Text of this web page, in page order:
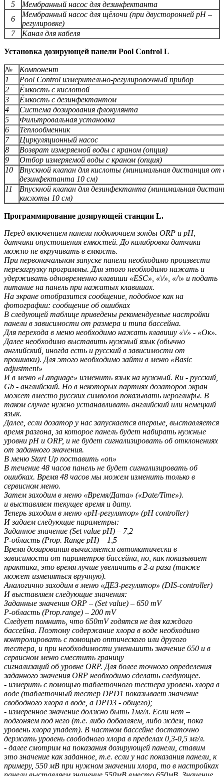
5
Мембранный насос для дезинфектанта
6
Мембранный насос для щёлочи (при двусторонней рН –
регулировке)
7
Канал для кабеля
Установка дозирующей панели Pool Control L
№
Компонент
1
Pool Control измерительно-регулировочный прибор
2
Ёмкость с кислотой
3
Ёмкость с дезинфектантом
4
Система дозирования флокулянта
5
Фильтровальная установка
6
Теплообменник
7
Циркуляционный насос
8
Возврат измеряемой воды с краном (опция)
9
Отбор измеряемой воды с краном (опция)
10
Впускной клапан для кислоты (минимальная дистанция от
дезинфектанта 10 см)
11
Впускной клапан для дезинфектанта (минимальная
кислоты 10 см)
Программирование дозирующей станции L.
Перед включением панели подключаем зонды ORP и pH,
датчики опустошения емкостей. До калибровки датчики
можно не вкручивать в емкость.
При первоначальном запуске панели необходимо произвести
перезагрузку программы. Для этого необходимо нажать и
удерживать одновременно клавиши «ESC», «\/», «/\» и подать
питание на панель при нажатых клавишах.
На экране отобразится сообщение, подобное как на
фотографии: сообщение об ошибках
В следующей таблице приведены рекомендуемые настройки
панели в зависимости от размера и типа бассейна.
Для перехода в меню необходимо нажать клавишу «\/» - «Ок».
Далее необходимо выставить нужный язык (обычно
английский, иногда есть и русский в зависимости от
прошивки). Для этого необходимо зайти в меню «Basic
adjustment»
И в меню «Language» изменить язык на нужный. Ru - русский,
Gb - английский. Но в некоторых партиях дозаторов экран
может вместо русских символов показывать иероглифы. В
таком случае нужно устанавливать английский или немецкий
язык.
Далее, если дозатор у нас запускается впервые, выставляется
время разгона, за которое панель будет набирать нужные
уровни рН и ORP, и не будет сигнализировать об отклонениях
от заданного значения.
В меню Start Up поставить «on»
В течение 48 часов панель не будет сигнализировать об
ошибках. Время 48 часов мы можем изменить только в
сервисном меню.
Затем заходим в меню «Время/Дата» («Date/Time»).
и выставляем текущее время и дату.
Теперь заходим в меню «pH-регулятор» (pH controller)
И задаем следующие параметры:
Заданное значение (Set value pH) – 7,2
P-область (Prop. Range pH) – 1,5
Время дозирования вычисляется автоматически в
зависимости от параметров бассейна, но, как показывает
практика, это время лучше увеличить в 2-а раза (также
может изменяться вручную).
Аналогично заходим в меню «ДЕЗ-регулятор» (DIS-controller)
И выставляем следующие значения:
Заданные значения ORP – (Set value) – 650 mV
Р-область (Prop.range) – 200 mV
Следует помнить, что 650mV годятся не для каждого
бассейна. Поэтому содержание хлора в воде необходимо
контролировать с помощью оптического или другого
тестера, и при необходимости уменьшить значение 650 и в
сервисном меню сместить границу
сигнализаций об уровне ORP. Для более точного определения
заданного значения ORP необходимо сделать следующее.
- измерить с помощью таблеточного тестера уровень хлора в
воде (таблеточный тестер DPD1 показывает значение
свободного хлора в воде, а DPD3 - общего);
- измеренное значение должно быть 1мг/л. Если нет –
подгоняем под него (т.е. либо добавляем, либо ждем, пока
уровень хлора упадет). В частном бассейне достаточно
держать уровень свободного хлора в пределах 0,3-0,5 мг/л.
- далее смотрим на показания дозирующей панели, ставим
это значение как заданное, т.е. если у нас показания панели, к
примеру, 550 мВ при нужном значении хлора, то в настройках